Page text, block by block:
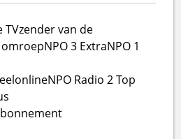
TVzender van de
NPO 3 ExtraNPO 1
onlineNPO Radio 2 Top